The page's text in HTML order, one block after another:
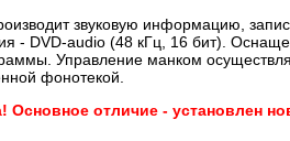
звуковую информацию,
- DVD-audio (48 кГц, 16 бит).
Управление манком
фонотекой.
Основное отличие - установлен